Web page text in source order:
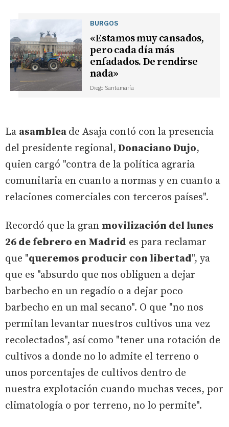
BURGOS
«Estamos muy cansados,
pero cada día más
enfadados. De rendirse
nada»
Diego Santamaría
La asamblea de Asaja contó con la presencia
del presidente regional, Donaciano Dujo,
quien cargó "contra de la política agraria
comunitaria en cuanto a normas y en cuanto a
relaciones comerciales con terceros países".
Recordó que la gran movilización del lunes
26 de febrero en Madrid es para reclamar
que "queremos producir con libertad", ya
que es "absurdo que nos obliguen a dejar
barbecho en un regadío o a dejar poco
barbecho en un mal secano". O que "no nos
permitan levantar nuestros cultivos una vez
recolectados", así como "tener una rotación de
cultivos a donde no lo admite el terreno o
unos porcentajes de cultivos dentro de
nuestra explotación cuando muchas veces, por
climatología o por terreno, no lo permite".